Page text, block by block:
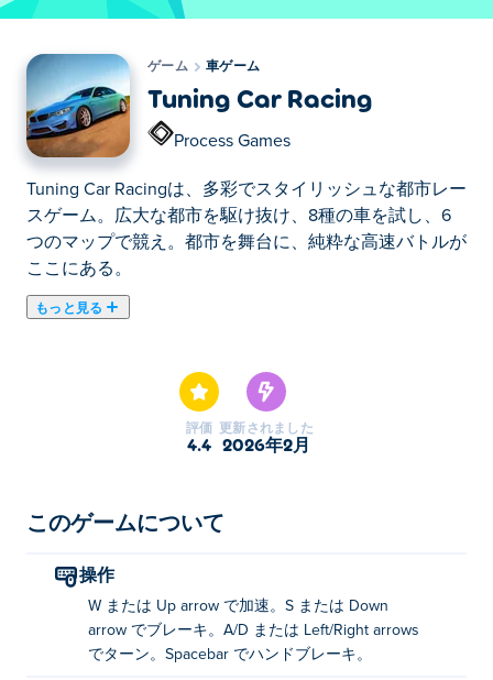
ゲーム 車ゲーム
Tuning Car Racing
Process Games
Tuning Car Racingは、多彩でスタイリッシュな都市レー
スゲーム。広大な都市を駆け抜け、8種の車を試し、6
つのマップで競え。都市を舞台に、純粋な高速バトルが
ここにある。
もっと見る
性豊かな8台のマシンを試乗し、多彩なバリエーション
が楽しめる6つのエキサイティングなレースマップで競
い合います。鮮やかなストリートを駆け抜け、ハイスピ
道路を制覇する準備はできていますか？
チューニングカーレースの遊び方
スピードアップ: Wまたは上矢印キー
ブレーキ: Sまたは下矢印キー
評価
4.4
更新されました
2026年2月
このゲームについて
操作
W または Up arrow で加速。S または Down
arrow でブレーキ。A/D または Left/Right arrows
でターン。Spacebar でハンドブレーキ。